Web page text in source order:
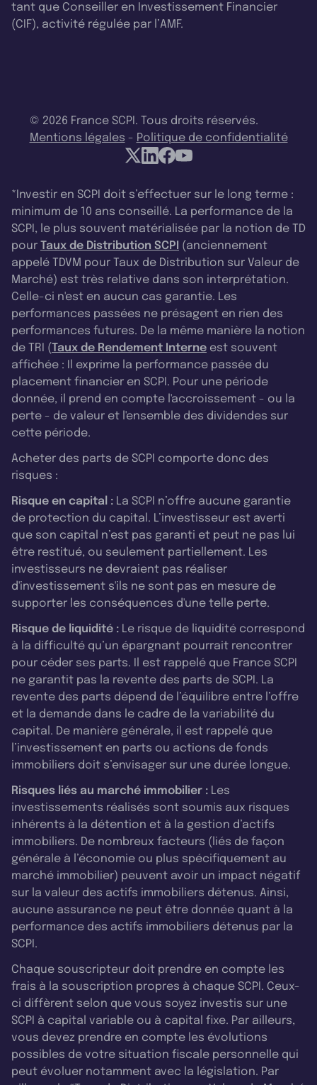
tant que Conseiller en Investissement Financier
(CIF), activité régulée par l’AMF.
© 2026 France SCPI. Tous droits réservés.
Mentions légales - Politique de confidentialité
*Investir en SCPI doit s’effectuer sur le long terme :
minimum de 10 ans conseillé. La performance de la
SCPI, le plus souvent matérialisée par la notion de TD
pour Taux de Distribution SCPI (anciennement
appelé TDVM pour Taux de Distribution sur Valeur de
Marché) est très relative dans son interprétation.
Celle-ci n'est en aucun cas garantie. Les
performances passées ne présagent en rien des
performances futures. De la même manière la notion
de TRI (Taux de Rendement Interne est souvent
affichée : Il exprime la performance passée du
placement financier en SCPI. Pour une période
donnée, il prend en compte l'accroissement - ou la
perte - de valeur et l'ensemble des dividendes sur
cette période.
Acheter des parts de SCPI comporte donc des
risques :
Risque en capital : La SCPI n’offre aucune garantie
de protection du capital. L’investisseur est averti
que son capital n’est pas garanti et peut ne pas lui
être restitué, ou seulement partiellement. Les
investisseurs ne devraient pas réaliser
d'investissement s'ils ne sont pas en mesure de
supporter les conséquences d'une telle perte.
Risque de liquidité : Le risque de liquidité correspond
à la difficulté qu’un épargnant pourrait rencontrer
pour céder ses parts. Il est rappelé que France SCPI
ne garantit pas la revente des parts de SCPI. La
revente des parts dépend de l’équilibre entre l’offre
et la demande dans le cadre de la variabilité du
capital. De manière générale, il est rappelé que
l’investissement en parts ou actions de fonds
immobiliers doit s’envisager sur une durée longue.
Risques liés au marché immobilier : Les
investissements réalisés sont soumis aux risques
inhérents à la détention et à la gestion d’actifs
immobiliers. De nombreux facteurs (liés de façon
générale à l’économie ou plus spécifiquement au
marché immobilier) peuvent avoir un impact négatif
sur la valeur des actifs immobiliers détenus. Ainsi,
aucune assurance ne peut être donnée quant à la
performance des actifs immobiliers détenus par la
SCPI.
Chaque souscripteur doit prendre en compte les
frais à la souscription propres à chaque SCPI. Ceux-
ci diffèrent selon que vous soyez investis sur une
SCPI à capital variable ou à capital fixe. Par ailleurs,
vous devez prendre en compte les évolutions
possibles de votre situation fiscale personnelle qui
peut évoluer notamment avec la législation. Par